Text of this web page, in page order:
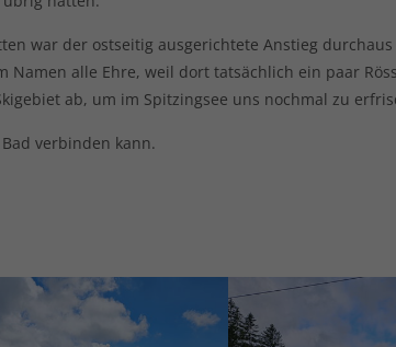
war der ostseitig ausgerichtete Anstieg
alle Ehre, weil dort tatsächlich ein paar
ab, um im Spitzingsee uns nochmal zu
verbinden kann.